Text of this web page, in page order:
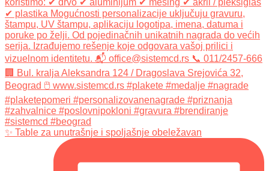
✨ Table za unutrašnje i spoljašnje obeležavan